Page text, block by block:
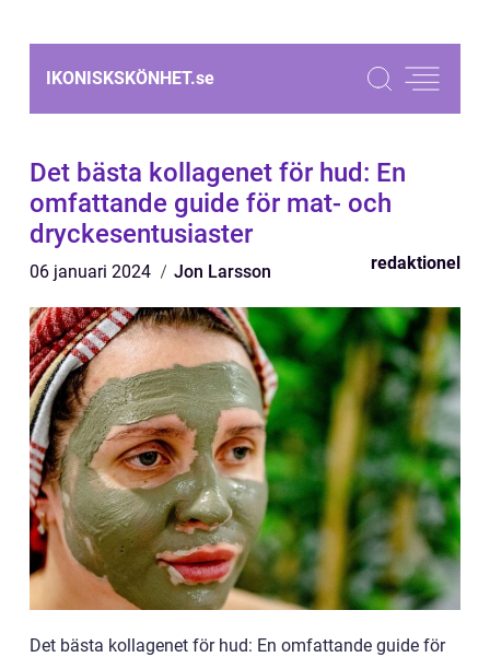
IKONISKSKÖNHET.se
Det bästa kollagenet för hud: En
omfattande guide för mat- och
dryckesentusiaster
06 januari 2024 Jon Larsson redaktionel
Det bästa kollagenet för hud: En omfattande guide för